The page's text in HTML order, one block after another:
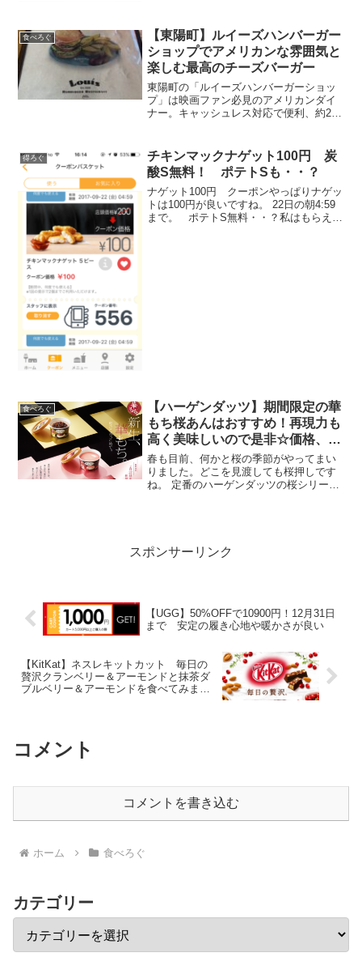
食べろぐ
【東陽町】ルイーズハンバーガー
ショップでアメリカンな雰囲気と
楽しむ最高のチーズバーガー
東陽町の「ルイーズハンバーガーショッ
プ」は映画ファン必見のアメリカンダイ
ナー。キャッシュレス対応で便利、約20
得ろぐ
チキンマックナゲット100円 炭
酸S無料！ ポテトSも・・？
ナゲット100円 クーポンやっぱりナゲッ
トは100円が良いですね。 22日の朝4:59
まで。 ポテトS無料・・？私はもらえま
食べろぐ
【ハーゲンダッツ】期間限定の華
もち桜あんはおすすめ！再現力も
高く美味しいので是非☆価格、カ
ロリー情報
春も目前、何かと桜の季節がやってまい
りました。どこを見渡しても桜押しです
ね。 定番のハーゲンダッツの桜シリー
スポンサーリンク
【UGG】50%OFFで10900円！12月31日
まで 安定の履き心地や暖かさが良い
【KitKat】ネスレキットカット 毎日の
贅沢クランベリー＆アーモンドと抹茶ダ
ブルベリー＆アーモンドを食べてみまし
コメント
コメントを書き込む
ホーム 食べろぐ
カテゴリー